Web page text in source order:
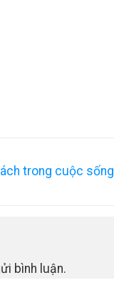
trong cuộc sống
bình luận.